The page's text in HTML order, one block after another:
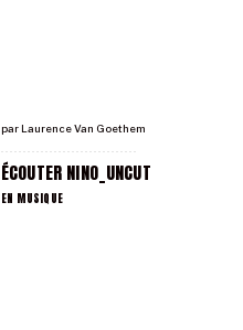
par Laurence Van Goethem
ÉCOUTER NINO_UNCUT
EN MUSIQUE